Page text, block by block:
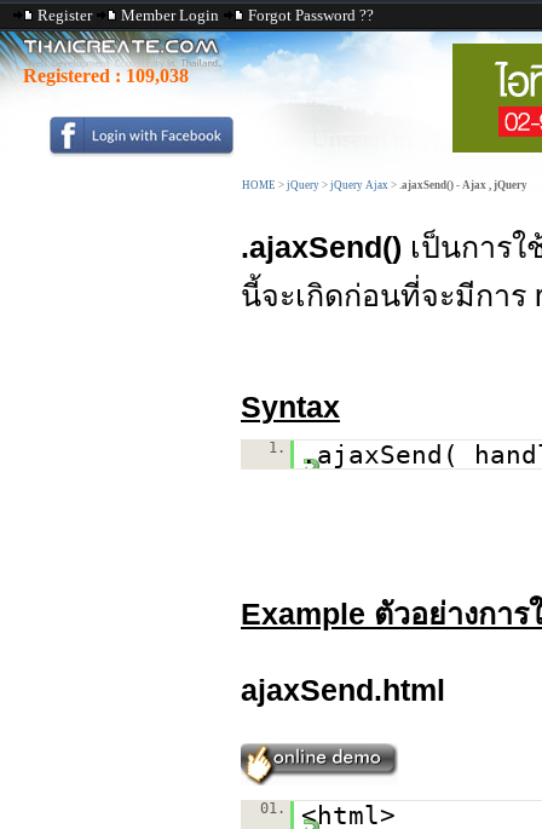
Register Member Login Forgot Password ??
Registered : 109,038
HOME > jQuery > jQuery Ajax > .ajaxSend() - Ajax , jQuery
.ajaxSend() เป็นการ
นี้จะเกิดก่อนที่จะมีการ
Syntax
1. .ajaxSend(
Example ตัวอย่างกา
ajaxSend.html
01. <html>